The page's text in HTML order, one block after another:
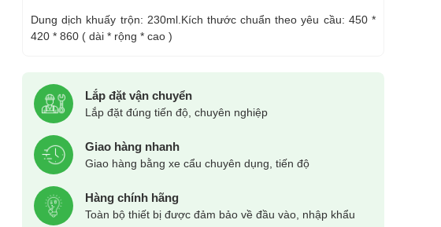
Dung dịch khuấy trộn: 230ml. Kích thước chuẩn theo yêu cầu: 450 *
420 * 860 ( dài * rộng * cao )
Lắp đặt vận chuyển
Lắp đặt đúng tiến độ, chuyên nghiệp
Giao hàng nhanh
Giao hàng bằng xe cẩu chuyên dụng, tiến độ
Hàng chính hãng
Toàn bộ thiết bị được đảm bảo về đầu vào, nhập khẩu